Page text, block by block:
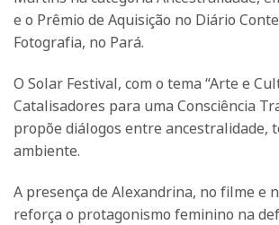
e o Prêmio de Aquisição no Diário
Fotografia, no Pará.
O Solar Festival, com o tema “Arte e
Catalisadores para uma Consciência
propõe diálogos entre ancestralidade,
ambiente.
A presença de Alexandrina, no filme e
reforça o protagonismo feminino na